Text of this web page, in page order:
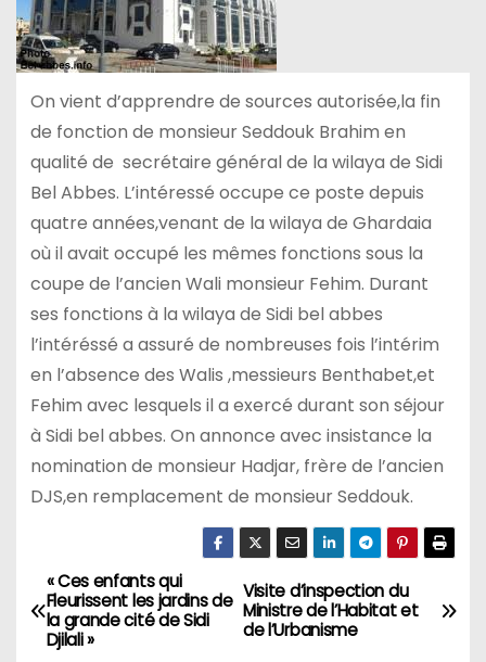
On vient d’apprendre de sources autorisée,la fin
de fonction de monsieur Seddouk Brahim en
qualité de secrétaire général de la wilaya de Sidi
Bel Abbes. L’intéressé occupe ce poste depuis
quatre années,venant de la wilaya de Ghardaia
où il avait occupé les mêmes fonctions sous la
coupe de l’ancien Wali monsieur Fehim. Durant
ses fonctions à la wilaya de Sidi bel abbes
l’intéréssé a assuré de nombreuses fois l’intérim
en l’absence des Walis ,messieurs Benthabet,et
Fehim avec lesquels il a exercé durant son séjour
à Sidi bel abbes. On annonce avec insistance la
nomination de monsieur Hadjar, frère de l’ancien
DJS,en remplacement de monsieur Seddouk.
N
a
Visite d’inspection du
Ministre de l’Habitat et
de l’Urbanisme
« Ces enfants qui
Fleurissent les jardins de
la grande cité de Sidi
Djilali »